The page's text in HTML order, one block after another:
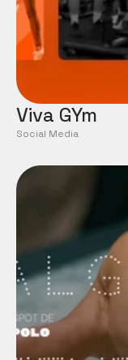
Viva GYm
Social Media